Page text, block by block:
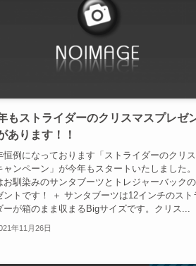
もストライダーのクリスマスプレゼ
あります！！
恒例になっております「ストライダーのクリ
ャンペーン」が今年もスタートいたしました
お馴染みのサンタブーツとトレジャーバック
ントです！ ＋ サンタブーツは12インチのスト
ーが箱のまま収まるBigサイズです。クリス...
年11月26日